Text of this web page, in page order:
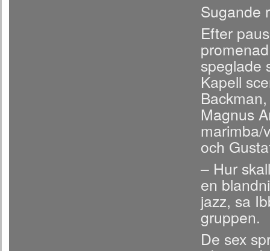
Sugande
Efter
speglade
Kapell
Magnus
marimba/
och
– Hur
en
jazz, sa
gruppen.
De sex